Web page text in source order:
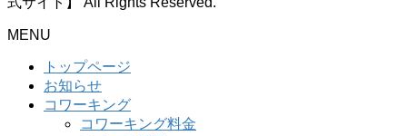
MENU
トップページ
お知らせ
コワーキング
コワーキング料金